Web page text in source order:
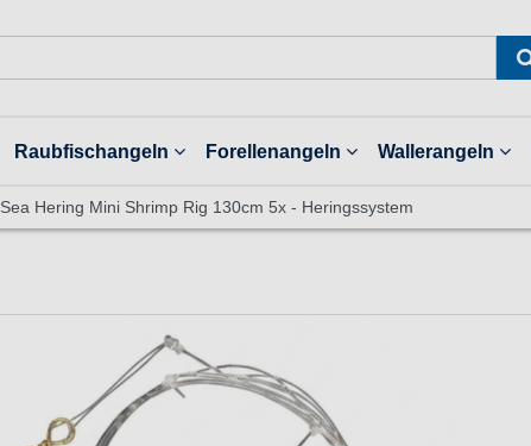
Raubfischangeln Forellenangeln Wallerangeln
Hering Mini Shrimp Rig 130cm 5x - Heringssystem